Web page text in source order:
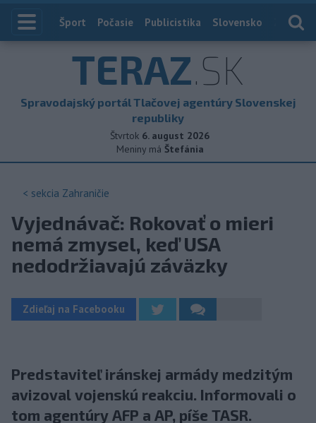
Index
Šport Počasie Publicistika Slovensko
TERAZ.SK
Spravodajský portál Tlačovej agentúry Slovenskej
republiky
Štvrtok 6. august 2026
Meniny má Štefánia
< sekcia Zahraničie
Vyjednávač: Rokovať o mieri
nemá zmysel, keď USA
nedodržiavajú záväzky
Zdieľaj na Facebooku
Predstaviteľ iránskej armády medzitým
avizoval vojenskú reakciu. Informovali o
tom agentúry AFP a AP, píše TASR.